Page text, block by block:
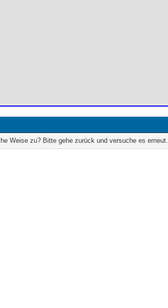
Weise zu? Bitte gehe zurück und versuche es erneut.